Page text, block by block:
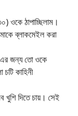
ওকে ঠাপাচ্ছিলাম।
ব্লাকমেইল করা
জন্য তো ওকে
কাহিনী
খুশি দিতে চায়। সেই